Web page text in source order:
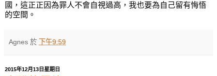
國，這正正因為罪人不會自視過高，我也要為自己留有悔悟
的空間。
Agnes 於 下午9:59
2015年12月13日星期日